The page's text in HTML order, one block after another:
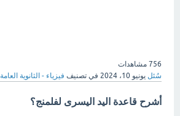
756 مشاهدات
سُئل يونيو 10، 2024 في تصنيف فيزياء - الثانوية العامة
أشرح قاعدة اليد اليسرى لفلمنج؟